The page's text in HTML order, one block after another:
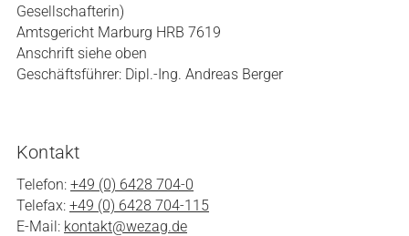
Gesellschafterin)
Amtsgericht Marburg HRB 7619
Anschrift siehe oben
Geschäftsführer: Dipl.-Ing. Andreas Berger
Kontakt
Telefon: +49 (0) 6428 704-0
Telefax: +49 (0) 6428 704-115
E-Mail: kontakt@wezag.de